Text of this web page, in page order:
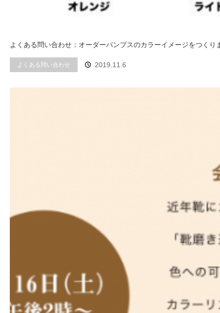
よくある問い合わせ：オーダーパンプスのカラーイメージをつくり
よくある問い合わせ 2019.11.6